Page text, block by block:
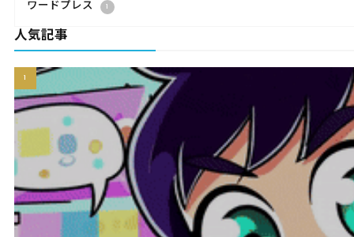
ワードプレス 1
人気記事